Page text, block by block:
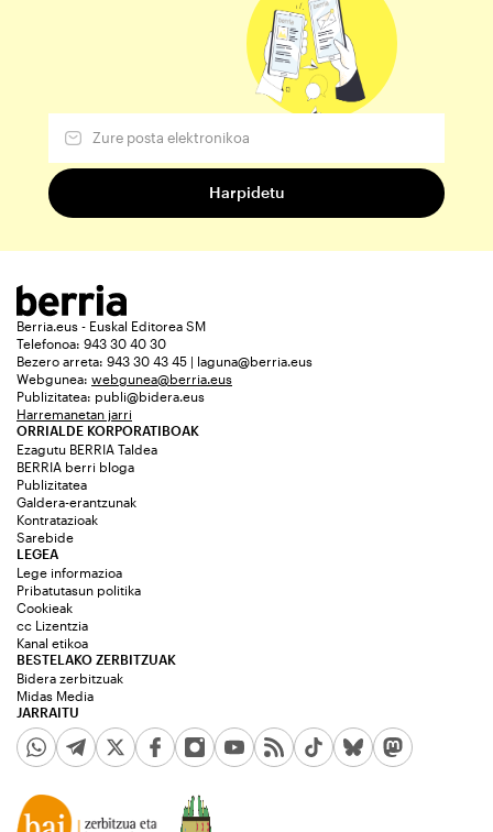
Berria.eus - Euskal Editorea SM
Telefonoa: 943 30 40 30
Bezero arreta: 943 30 43 45 | laguna@berria.eus
Webgunea: webgunea@berria.eus
Publizitatea: publi@bidera.eus
Harremanetan jarri
ORRIALDE KORPORATIBOAK
Ezagutu BERRIA Taldea
BERRIA berri bloga
Publizitatea
Galdera-erantzunak
Kontratazioak
Sarebide
JARRAITU
LEGEA
Lege informazioa
Pribatutasun politika
Cookieak
cc Lizentzia
Kanal etikoa
BESTELAKO ZERBITZUAK
Bidera zerbitzuak
Midas Media